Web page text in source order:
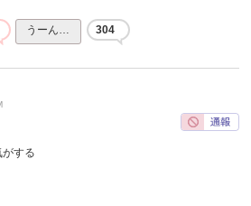
うーん… 304
する